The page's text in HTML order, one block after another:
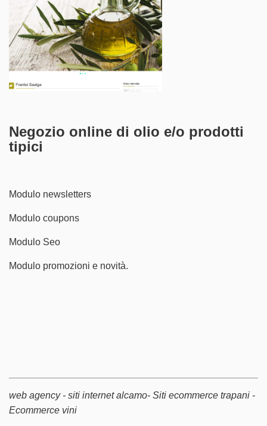
Negozio online di olio e/o prodotti
tipici
Modulo newsletters
Modulo coupons
Modulo Seo
Modulo promozioni e novità.
web agency - siti internet alcamo- Siti ecommerce trapani -
Ecommerce vini